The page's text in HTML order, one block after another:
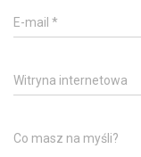
E-mail *
Witryna internetowa
Co masz na myśli?